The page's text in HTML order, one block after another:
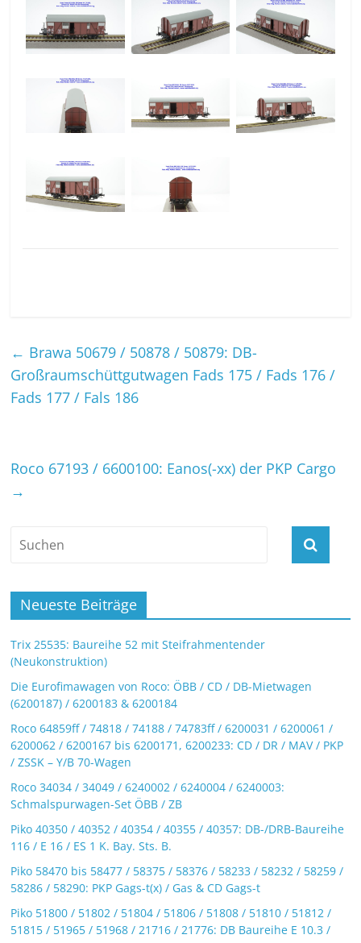
← Brawa 50679 / 50878 / 50879: DB-
Großraumschüttgutwagen Fads 175 / Fads 176 /
Fads 177 / Fals 186
Roco 67193 / 6600100: Eanos(-xx) der PKP Cargo
→
Neueste Beiträge
Trix 25535: Baureihe 52 mit Steifrahmentender
(Neukonstruktion)
Die Eurofimawagen von Roco: ÖBB / CD / DB-Mietwagen
(6200187) / 6200183 & 6200184
Roco 64859ff / 74818 / 74188 / 74783ff / 6200031 / 6200061 /
6200062 / 6200167 bis 6200171, 6200233: CD / DR / MAV / PKP
/ ZSSK – Y/B 70-Wagen
Roco 34034 / 34049 / 6240002 / 6240004 / 6240003:
Schmalspurwagen-Set ÖBB / ZB
Piko 40350 / 40352 / 40354 / 40355 / 40357: DB-/DRB-Baureihe
116 / E 16 / ES 1 K. Bay. Sts. B.
Piko 58470 bis 58477 / 58375 / 58376 / 58233 / 58232 / 58259 /
58286 / 58290: PKP Gags-t(x) / Gas & CD Gags-t
Piko 51800 / 51802 / 51804 / 51806 / 51808 / 51810 / 51812 /
51815 / 51965 / 51968 / 21716 / 21776: DB Baureihe E 10.3 /